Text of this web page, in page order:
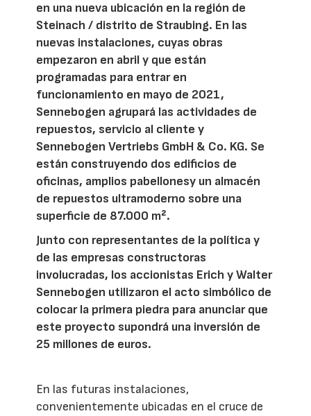
en una nueva ubicación en la región de
Steinach / distrito de Straubing. En las
nuevas instalaciones, cuyas obras
empezaron en abril y que están
programadas para entrar en
funcionamiento en mayo de 2021,
Sennebogen agrupará las actividades de
repuestos, servicio al cliente y
Sennebogen Vertriebs GmbH & Co. KG. Se
están construyendo dos edificios de
oficinas, amplios pabellonesy un almacén
de repuestos ultramoderno sobre una
superficie de 87.000 m².
Junto con representantes de la política y
de las empresas constructoras
involucradas, los accionistas Erich y Walter
Sennebogen utilizaron el acto simbólico de
colocar la primera piedra para anunciar que
este proyecto supondrá una inversión de
25 millones de euros.
En las futuras instalaciones,
convenientemente ubicadas en el cruce de